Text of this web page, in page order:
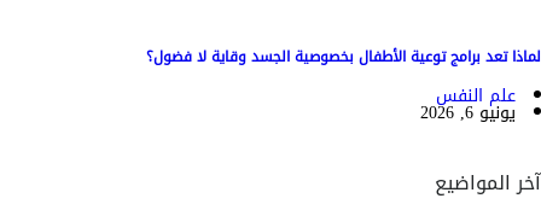
لماذا تعد برامج توعية الأطفال بخصوصية الجسد وقاية لا فضول؟
علم النفس
يونيو 6, 2026
آخر المواضيع